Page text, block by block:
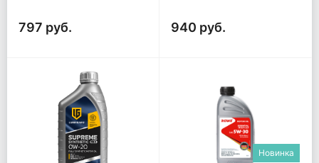
797 руб. 940 руб.
Новинка